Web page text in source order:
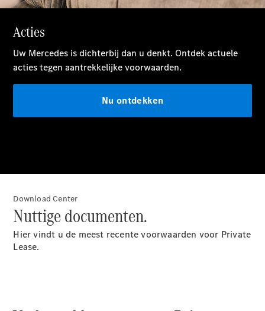
SUV
SUV
Maybach
EQS SUV
GLA
GLA
Nieuw
GLA
Download Center
Nuttige documenten.
Hier vindt u de meest recente voorwaarden voor Private
Lease.